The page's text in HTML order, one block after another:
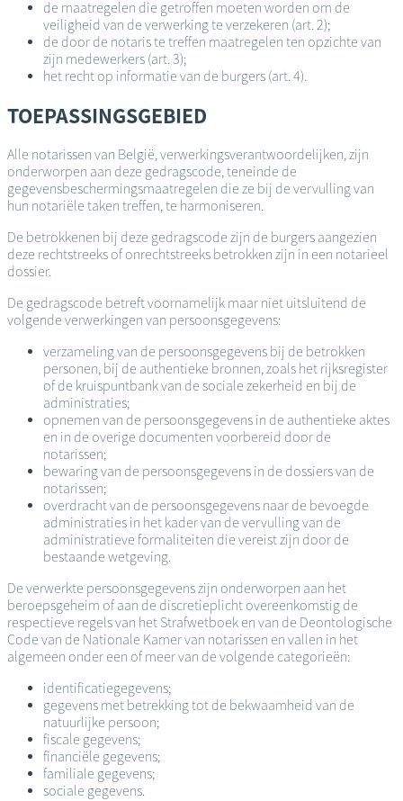
de maatregelen die getroffen moeten worden om de
veiligheid van de verwerking te verzekeren (art. 2);
de door de notaris te treffen maatregelen ten opzichte van
zijn medewerkers (art. 3);
het recht op informatie van de burgers (art. 4).
TOEPASSINGSGEBIED
Alle notarissen van België, verwerkingsverantwoordelijken, zijn
onderworpen aan deze gedragscode, teneinde de
gegevensbeschermingsmaatregelen die ze bij de vervulling van
hun notariële taken treffen, te harmoniseren.
De betrokkenen bij deze gedragscode zijn de burgers aangezien
deze rechtstreeks of onrechtstreeks betrokken zijn in een notarieel
dossier.
De gedragscode betreft voornamelijk maar niet uitsluitend de
volgende verwerkingen van persoonsgegevens:
verzameling van de persoonsgegevens bij de betrokken
personen, bij de authentieke bronnen, zoals het rijksregister
of de kruispuntbank van de sociale zekerheid en bij de
administraties;
opnemen van de persoonsgegevens in de authentieke aktes
en in de overige documenten voorbereid door de
notarissen;
bewaring van de persoonsgegevens in de dossiers van de
notarissen;
overdracht van de persoonsgegevens naar de bevoegde
administraties in het kader van de vervulling van de
administratieve formaliteiten die vereist zijn door de
bestaande wetgeving.
De verwerkte persoonsgegevens zijn onderworpen aan het
beroepsgeheim of aan de discretieplicht overeenkomstig de
respectieve regels van het Strafwetboek en van de Deontologische
Code van de Nationale Kamer van notarissen en vallen in het
algemeen onder een of meer van de volgende categorieën:
identificatiegegevens;
gegevens met betrekking tot de bekwaamheid van de
natuurlijke persoon;
fiscale gegevens;
financiële gegevens;
familiale gegevens;
sociale gegevens.